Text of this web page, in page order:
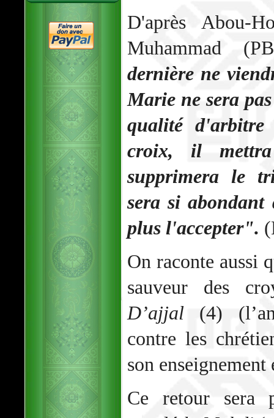
D'après Abou-
Muhammad
dernière ne
Marie ne sera
qualité
croix, il
supprimera le
sera si abondant
plus l'accepter".
On raconte aussi
sauveur des
D’ajjal (4)
contre les
son
Ce retour sera